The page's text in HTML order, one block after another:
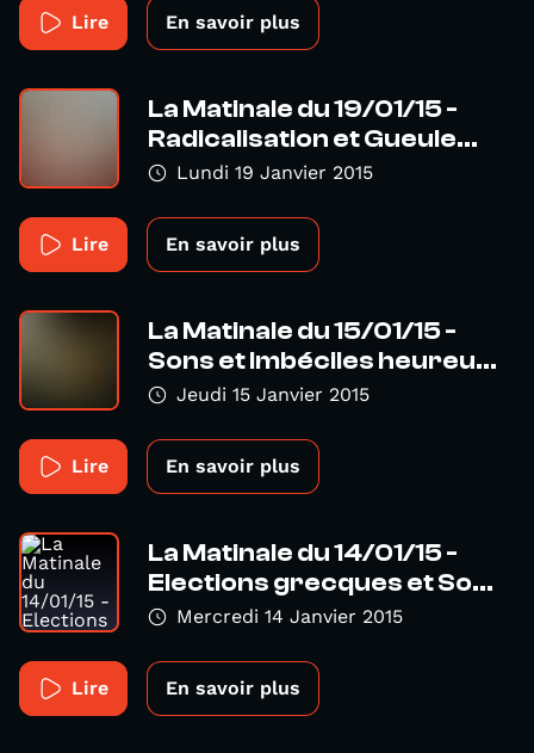
Lire En savoir plus
La Matinale du 19/01/15 -
Radicalisation et Gueule...
Lundi 19 Janvier 2015
Lire En savoir plus
La Matinale du 15/01/15 -
Sons et Imbéciles heureu...
Jeudi 15 Janvier 2015
Lire En savoir plus
La Matinale du 14/01/15 -
Elections grecques et So...
Mercredi 14 Janvier 2015
Lire En savoir plus